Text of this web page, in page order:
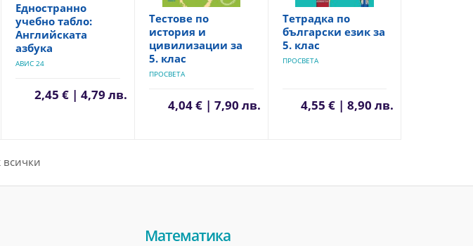
Едностранно
учебно табло:
Английската
азбука
АВИС 24
2,45 € | 4,79 лв.
Тестове по
история и
цивилизации за
5. клас
ПРОСВЕТА
4,04 € | 7,90 лв.
Тетрадка по
български език за
5. клас
ПРОСВЕТА
4,55 € | 8,90 лв.
Математика